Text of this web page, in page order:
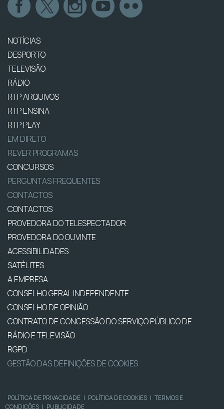
NOTÍCIAS
DESPORTO
TELEVISÃO
RÁDIO
RTP ARQUIVOS
RTP ENSINA
RTP PLAY
EM DIRETO
REVER PROGRAMAS
CONCURSOS
PERGUNTAS FREQUENTES
CONTACTOS
CONTACTOS
PROVEDORA DO TELESPECTADOR
PROVEDORA DO OUVINTE
ACESSIBILIDADES
SATÉLITES
A EMPRESA
CONSELHO GERAL INDEPENDENTE
CONSELHO DE OPINIÃO
CONTRATO DE CONCESSÃO DO SERVIÇO PÚBLICO DE
RÁDIO E TELEVISÃO
RGPD
GESTÃO DAS DEFINIÇÕES DE COOKIES
POLÍTICA DE PRIVACIDADE | POLÍTICA DE COOKIES | TERMOS E
CONDIÇÕES | PUBLICIDADE